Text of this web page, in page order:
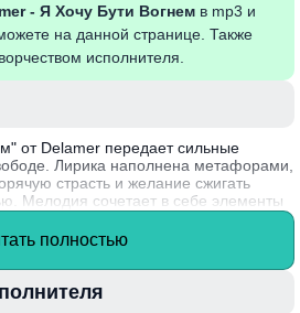
- Я Хочу Бути Вогнем в mp3 и
на данной странице. Также
исполнителя.
от Delamer передает сильные
Лирика наполнена метафорами,
страсть и желание сжигать
Мелодия сочетает в себе элементы
что делает её особенно
В ней звучит призыв к
проявить свою
полностью